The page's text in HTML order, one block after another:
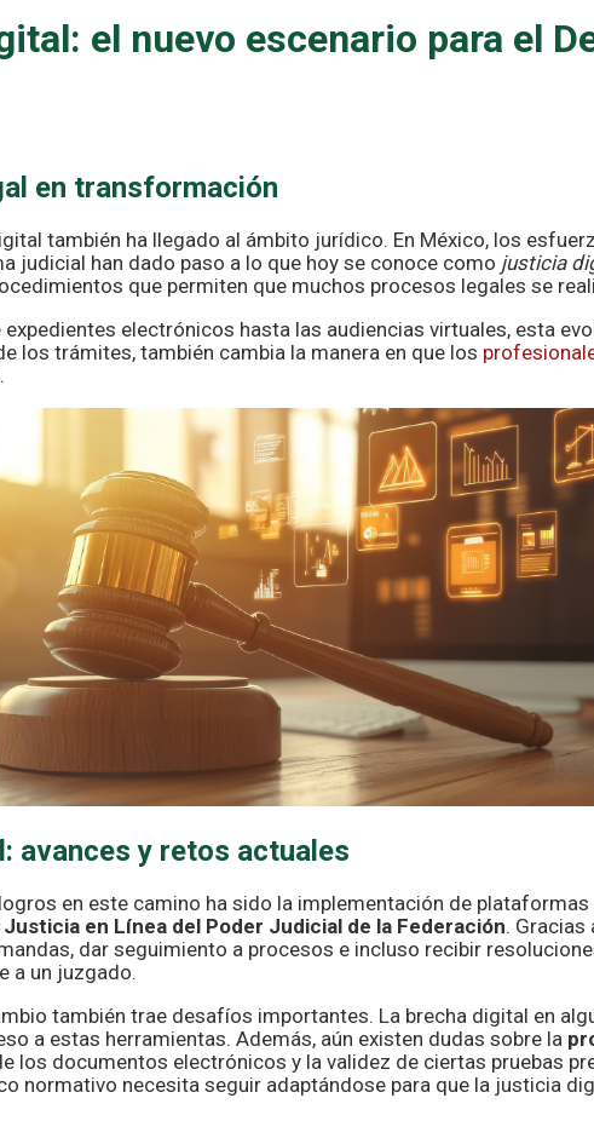
el nuevo escenario para el
en transformación
también ha llegado al ámbito jurídico. En México, los
judicial han dado paso a lo que hoy se conoce como justicia
que permiten que muchos procesos legales se
expedientes electrónicos hasta las audiencias virtuales, esta
los trámites, también cambia la manera en que los
avances y retos actuales
en este camino ha sido la implementación de
en Línea del Poder Judicial de la Federación. Gracias
dar seguimiento a procesos e incluso recibir
a un juzgado.
también trae desafíos importantes. La brecha digital en
a estas herramientas. Además, aún existen dudas sobre la
los documentos electrónicos y la validez de ciertas pruebas
normativo necesita seguir adaptándose para que la justicia